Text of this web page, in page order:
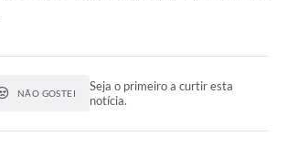
NÃO GOSTEI
Seja o primeiro a curtir esta
notícia.